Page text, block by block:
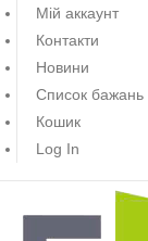
Мій аккаунт
Контакти
Новини
Список бажань
Кошик
Log In